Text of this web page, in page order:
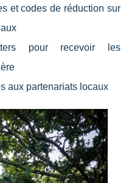
et codes de réduction sur
pour recevoir les
aux partenariats locaux